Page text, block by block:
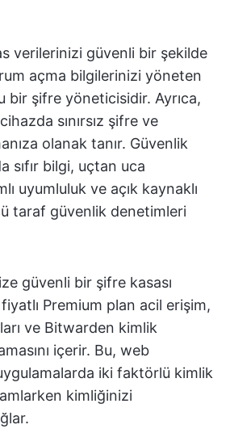
verilerinizi güvenli bir şekilde
açma bilgilerinizi yöneten
bir şifre yöneticisidir. Ayrıca,
sınırsız şifre ve
olanak tanır. Güvenlik
sıfır bilgi, uçtan uca
uyumluluk ve açık kaynaklı
taraf güvenlik denetimleri
güvenli bir şifre kasası
Premium plan acil erişim,
ve Bitwarden kimlik
içerir. Bu, web
iki faktörlü kimlik
kimliğinizi